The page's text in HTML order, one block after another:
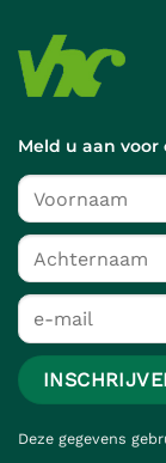
Meld u aan
Deze gegevens